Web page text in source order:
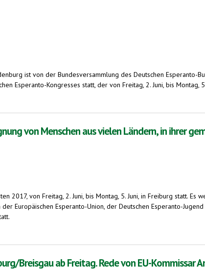
ist von der Bundesversammlung des Deutschen
Esperanto-Kongresses statt, der von Freitag, 2. Juni, bis Montag,
des Deutschen Esperanto-Bundes
von Menschen aus vielen Ländern, in ihrer
2017, von Freitag, 2. Juni, bis Montag, 5. Juni, in Freiburg statt.
Europäischen Esperanto-Union, der Deutschen Esperanto-
aus vielen Ländern, in ihrer gemeinsamen internationalen Sprache
Breisgau ab Freitag. Rede von EU-Kommissar